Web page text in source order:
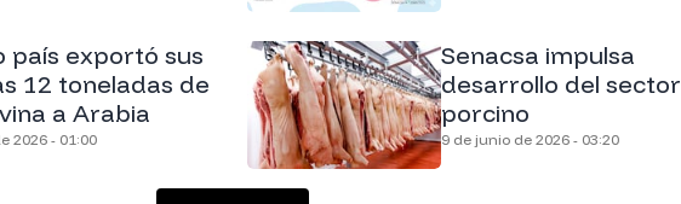
país exportó sus
12 toneladas de
a Arabia
2026 - 01:00
Senacsa impulsa
desarrollo del sector
porcino
9 de junio de 2026 - 03:20